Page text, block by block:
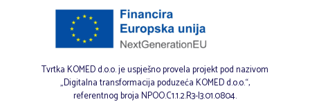
Tvrtka KOMED d.o.o. je uspješno provela projekt pod nazivom
„Digitalna transformacija poduzeća KOMED d.o.o.“,
referentnog broja NPOO.C1.1.2.R3-I3.01.0804.